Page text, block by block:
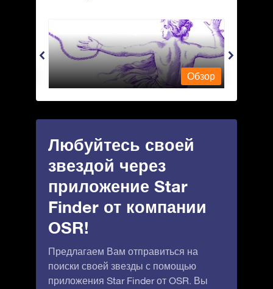
Andromeda - Андромеда
Обзор
Любуйтесь своей
звездой через
приложение Star
Finder от компании
OSR!
Предлагаем Вам отправиться на
поиски своей звезды с помощью
приложения Star Finder от OSR. Вы